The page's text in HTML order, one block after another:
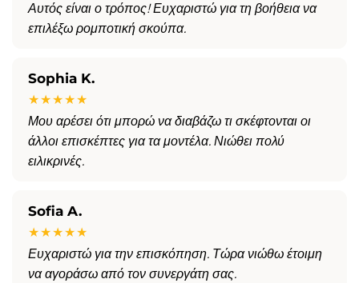
Αυτός είναι ο τρόπος! Ευχαριστώ για τη βοήθεια να
επιλέξω ρομποτική σκούπα.
Sophia K.
★★★★★
Μου αρέσει ότι μπορώ να διαβάζω τι σκέφτονται οι
άλλοι επισκέπτες για τα μοντέλα. Νιώθει πολύ
ειλικρινές.
Sofia A.
★★★★★
Ευχαριστώ για την επισκόπηση. Τώρα νιώθω έτοιμη
να αγοράσω από τον συνεργάτη σας.